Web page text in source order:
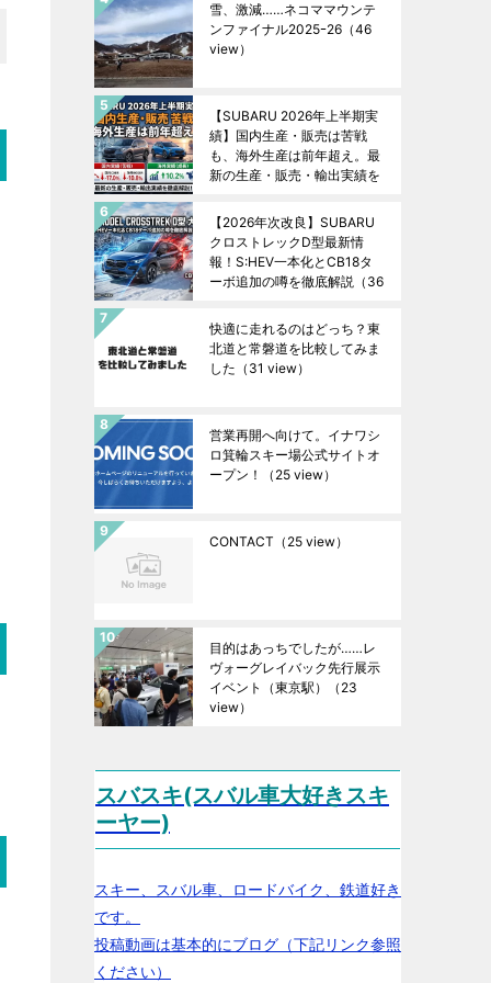
雪、激減……ネコママウンテ
ンファイナル2025ｰ26 （46
view）
【SUBARU 2026年上半期実
績】国内生産・販売は苦戦
も、海外生産は前年超え。最
新の生産・販売・輸出実績を
【2026年次改良】SUBARU
クロストレックD型最新情
報！S:HEV一本化とCB18タ
ーボ追加の噂を徹底解説 （36
快適に走れるのはどっち？東
北道と常磐道を比較してみま
した （31 view）
営業再開へ向けて。イナワシ
ロ箕輪スキー場公式サイトオ
ープン！
（25 view）
CONTACT （25 view）
目的はあっちでしたが……レ
ヴォーグレイバック先行展示
イベント（東京駅）
（23
view）
スバスキ(スバル車大好きスキ
ーヤー)
スキー、スバル車、ロードバイク、鉄道好き
です。
投稿動画は基本的にブログ（下記リンク参照
ください）